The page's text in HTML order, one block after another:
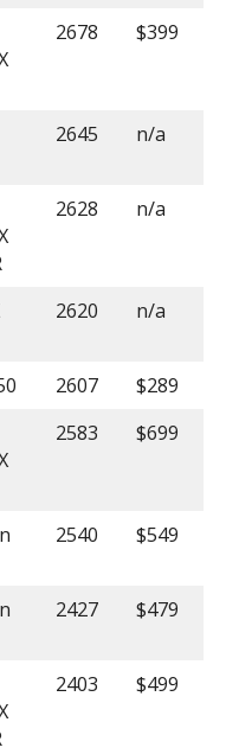
2678 $399
2645 n/a
2628 n/a
2620 n/a
2607
$289
2583 $699
2540 $549
2427 $479
2403 $499